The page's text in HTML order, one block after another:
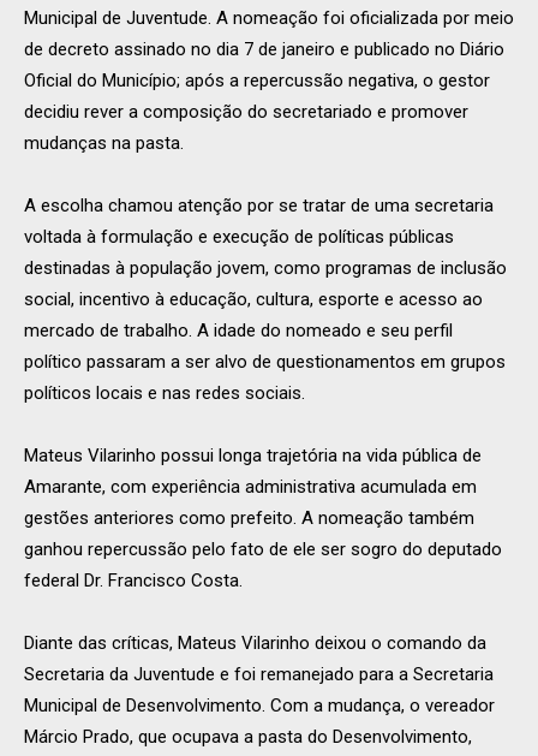
Municipal de Juventude. A nomeação foi oficializada por meio
de decreto assinado no dia 7 de janeiro e publicado no Diário
Oficial do Município; após a repercussão negativa, o gestor
decidiu rever a composição do secretariado e promover
mudanças na pasta.
A escolha chamou atenção por se tratar de uma secretaria
voltada à formulação e execução de políticas públicas
destinadas à população jovem, como programas de inclusão
social, incentivo à educação, cultura, esporte e acesso ao
mercado de trabalho. A idade do nomeado e seu perfil
político passaram a ser alvo de questionamentos em grupos
políticos locais e nas redes sociais.
Mateus Vilarinho possui longa trajetória na vida pública de
Amarante, com experiência administrativa acumulada em
gestões anteriores como prefeito. A nomeação também
ganhou repercussão pelo fato de ele ser sogro do deputado
federal Dr. Francisco Costa.
Diante das críticas, Mateus Vilarinho deixou o comando da
Secretaria da Juventude e foi remanejado para a Secretaria
Municipal de Desenvolvimento. Com a mudança, o vereador
Márcio Prado, que ocupava a pasta do Desenvolvimento,